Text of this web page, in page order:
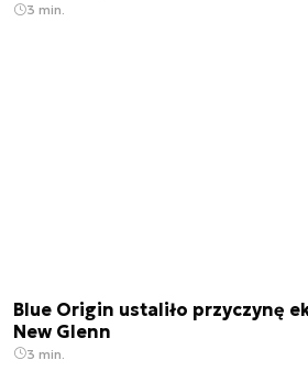
3 min.
Blue Origin ustaliło przyczynę
New Glenn
3 min.